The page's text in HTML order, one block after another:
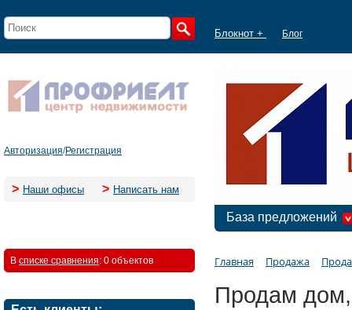
Блокнот + Блог
Авторизация/Регистрация
> Наши офисы > Написать нам
База предложений
В списке сравнения: 0 объектов Главная Продажа
Продам